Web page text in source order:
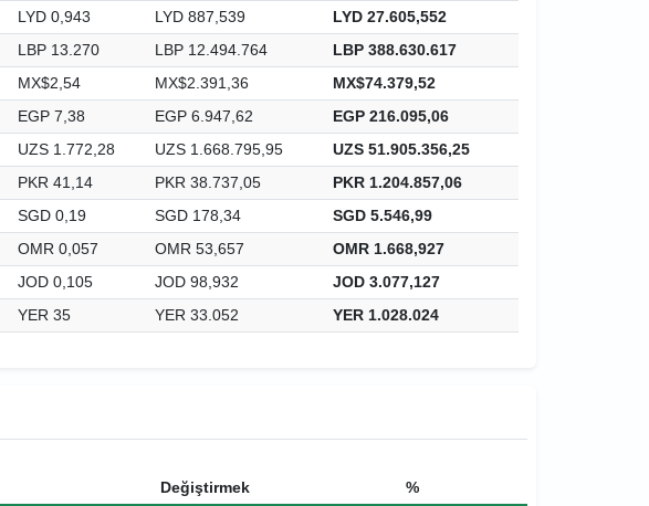
LYD 0,943 LYD 887,539
LYD 27.605,552
LBP 13.270 LBP 12.494.764
LBP 388.630.617
MX$2,54 MX$2.391,36
MX$74.379,52
EGP 7,38 EGP 6.947,62
EGP 216.095,06
UZS 1.772,28 UZS 1.668.795,95
UZS 51.905.356,25
PKR 41,14 PKR 38.737,05
PKR 1.204.857,06
SGD 0,19 SGD 178,34
SGD 5.546,99
OMR 0,057 OMR 53,657
OMR 1.668,927
JOD 0,105 JOD 98,932
JOD 3.077,127
YER 35 YER 33.052 YER 1.028.024
Değiştirmek
%